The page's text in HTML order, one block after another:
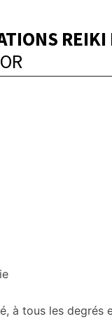
REIKI
à tous les degrés